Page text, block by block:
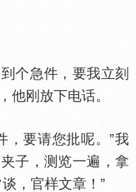
急件，要我立刻
他刚放下电话。
要请您批呢。”我
子，测览一遍，拿
，官样文章！”